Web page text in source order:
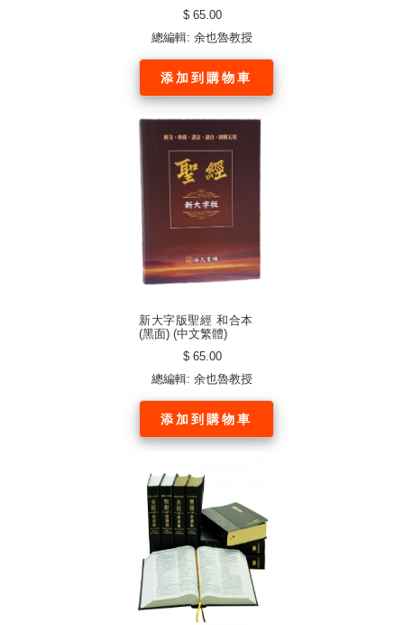
$ 65.00
總編輯: 余也魯教授
添加到購物車
新大字版聖經 和合本
(黑面) (中文繁體)
$ 65.00
總編輯: 余也魯教授
添加到購物車